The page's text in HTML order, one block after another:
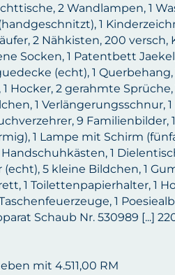
2 Wandlampen, 1
1
2 Nähkisten, 200 versch,
Socken, 1 Patentbett Jaekel,
(echt), 1 Querbehang,
Hocker, 2 gerahmte Sprüche,
1 Verlängerungsschnur,
9 Familienbilder,
1 Lampe mit Schirm
1
5 kleine Bildchen, 1
1 Toilettenpapierhalter, 1
1
Schaub Nr. 530989 [...]
mit 4.511,00 RM